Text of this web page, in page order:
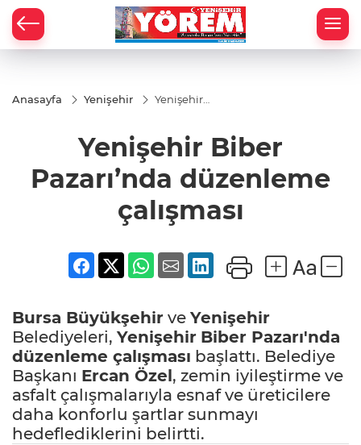
Anasayfa Yenişehir
Yenişehir
düzenleme
çalışması
Yenişehir Biber
Pazarı’nda düzenleme
çalışması
Bursa Büyükşehir ve Yenişehir
Belediyeleri, Yenişehir Biber Pazarı'nda
düzenleme çalışması başlattı. Belediye
Başkanı Ercan Özel, zemin iyileştirme ve
asfalt çalışmalarıyla esnaf ve üreticilere
daha konforlu şartlar sunmayı
hedeflediklerini belirtti.